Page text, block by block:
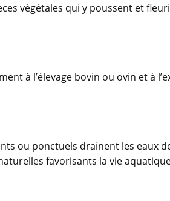
végétales qui y poussent et
à l’élevage bovin ou ovin et à
ou ponctuels drainent les eaux
favorisants la vie